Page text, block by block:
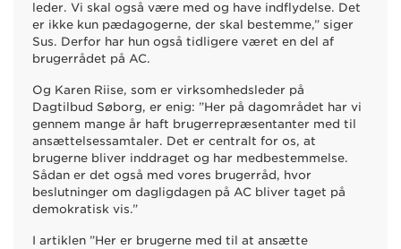
leder. Vi skal også være med og have indflydelse. Det
er ikke kun pædagogerne, der skal bestemme,” siger
Sus. Derfor har hun også tidligere været en del af
brugerrådet på AC.
Og Karen Riise, som er virksomhedsleder på
Dagtilbud Søborg, er enig: ”Her på dagområdet har vi
gennem mange år haft brugerrepræsentanter med til
ansættelsessamtaler. Det er centralt for os, at
brugerne bliver inddraget og har medbestemmelse.
Sådan er det også med vores brugerråd, hvor
beslutninger om dagligdagen på AC bliver taget på
demokratisk vis.”
I artiklen ”Her er brugerne med til at ansætte